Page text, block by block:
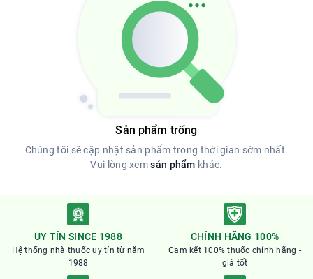
Sản phẩm trống
Chúng tôi sẽ cập nhật sản phẩm trong thời gian sớm nhất.
Vui lòng xemsản phẩm khác.
UY TÍN SINCE 1988
Hệ thống nhà thuốc uy tín từ năm
1988
CHÍNH HÃNG 100%
Cam kết 100% thuốc chính hãng -
giá tốt